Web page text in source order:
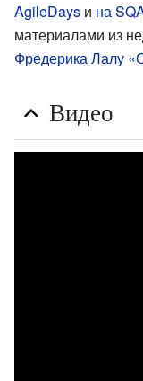
AgileDays и на
материалами из
Фредерика Лалу
Видео